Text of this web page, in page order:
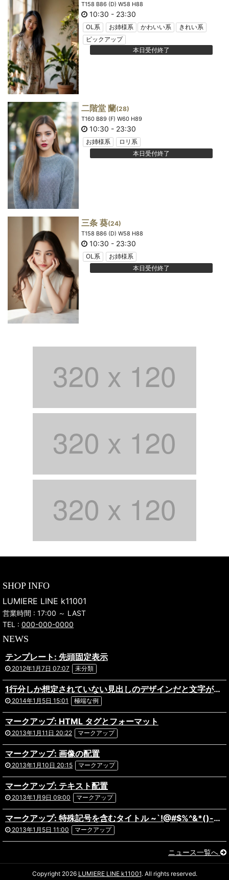
T158 B86 (D) W58 H88
10:30 - 23:30
OL系 お姉様系 かわいい系
きれい系
ピックアップ
本日受付終了
二階堂 蘭(28)
T160 B89 (F) W60 H89
10:30 - 23:30
お姉様系
ロリ系
本日受付終了
三条 葵(24)
T158 B86 (D) W58 H88
10:30 - 23:30
OL系
お姉様系
本日受付終了
SHOP INFO
LUMIERE LINE k11001
営業時間 : 17:00 ～ LAST
TEL : 000-000-0000
NEWS
テンプレート: 先頭固定表示
2012年1月7日 07:07 未分類
1行分しか想定されていない見出しのデザインだと文字がはみ出してしまってあら大変。ものすごく長い日本語のタイトルが付いた記事の表示テストです。複数行になっても問題ないデザインだといいですね。あと前後の記事へのリンクを出力している場合や、パンくずリストを実装している場合なども表示にズレがないか確認しておきましょう。
2014年1月5日 15:01 極端な例
マークアップ: HTML タグとフォーマット
2013年1月11日 20:22 マークアップ
マークアップ: 画像の配置
2013年1月10日 20:15 マークアップ
マークアップ: テキスト配置
2013年1月9日 09:00 マークアップ
マークアップ: 特殊記号を含むタイトル ~`!@#$%^&*()-_=+{}[]/;:'”?,.>
2013年1月5日 11:00 マークアップ
ニュース一覧へ
Copyright 2026 LUMIERE LINE k11001. All rights reserved.